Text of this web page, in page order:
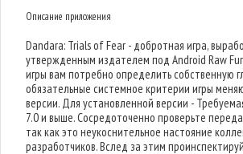
Описание приложения
Dandara: Trials of Fear - добротная игра,
утвержденным издателем под Android Raw
игры вам потребно определить собственную
обязательные системное критерии игры
версии. Для установленной версии -
7.0 и выше. Сосредоточенно проверьте
так как это неукоснительное настояние
разработчиков. Вслед за этим